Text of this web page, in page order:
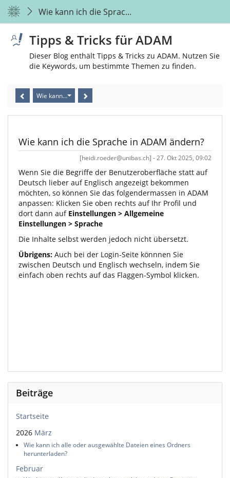
Wie kann ich die Sprache in ADAM ändern?
Tipps & Tricks für ADAM
Dieser Blog enthält Tipps & Tricks zu ADAM. Nutzen Sie
die Keywords, um bestimmte Themen zu finden.
Wie kann ich die Sprache in ADAM ändern?
Wie kann ich die Sprache in ADAM ändern?
[heidi.roeder@unibas.ch] - 27. Okt 2025, 09:02
Wenn Sie die Begriffe der Benutzeroberfläche statt auf
Deutsch lieber auf Englisch angezeigt bekommen
möchten, so können Sie das folgendermassen in ADAM
anpassen: Klicken Sie oben rechts auf Ihr Profil und
dort dann aufEinstellungen > Allgemeine
Einstellungen > Sprache
Die Inhalte selbst werden jedoch nicht übersetzt.
Übrigens: Auch bei der Login-Seite könnnen Sie
zwischen Deutsch und Englisch wechseln, indem Sie
einfach oben rechts auf das Flaggen-Symbol klicken.
Beiträge
Startseite
2026 März
Wie kann ich alle oder ausgewählte Dateien eines Ordners
herunterladen?
Februar